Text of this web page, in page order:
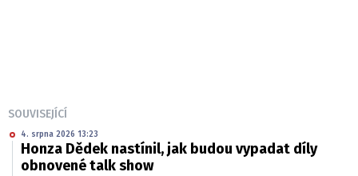
SOUVISEJÍCÍ
4. srpna 2026 13:23
Honza Dědek nastínil, jak budou vypadat díly
obnovené talk show